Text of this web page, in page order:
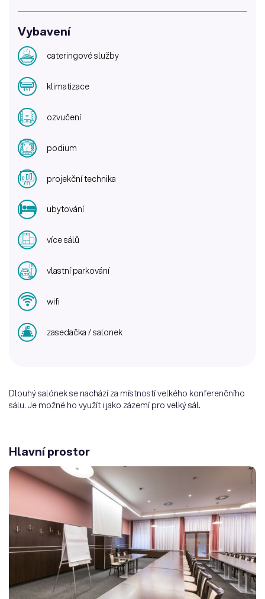
Vybavení
cateringové služby
klimatizace
ozvučení
podium
projekční technika
ubytování
více sálů
vlastní parkování
wifi
zasedačka / salonek
Dlouhý salónek se nachází za místností velkého konferenčního
sálu. Je možné ho využít i jako zázemí pro velký sál.
Hlavní prostor